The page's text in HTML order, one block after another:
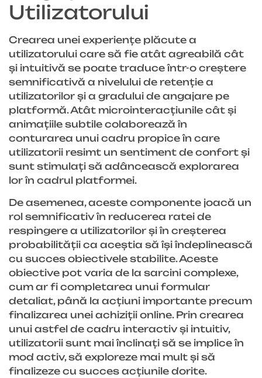
Utilizatorului
Crearea unei experiențe plăcute a
utilizatorului care să fie atât agreabilă cât
și intuitivă se poate traduce într-o creștere
semnificativă a nivelului de retenție a
utilizatorilor și a gradului de angajare pe
platformă. Atât microinteracțiunile cât și
animațiile subtile colaborează în
conturarea unui cadru propice în care
utilizatorii resimt un sentiment de confort și
sunt stimulați să adâncească explorarea
lor în cadrul platformei.
De asemenea, aceste componente joacă un
rol semnificativ în reducerea ratei de
respingere a utilizatorilor și în creșterea
probabilității ca aceștia să își îndeplinească
cu succes obiectivele stabilite. Aceste
obiective pot varia de la sarcini complexe,
cum ar fi completarea unui formular
detaliat, până la acțiuni importante precum
finalizarea unei achiziții online. Prin crearea
unui astfel de cadru interactiv și intuitiv,
utilizatorii sunt mai înclinați să se implice în
mod activ, să exploreze mai mult și să
finalizeze cu succes acțiunile dorite.